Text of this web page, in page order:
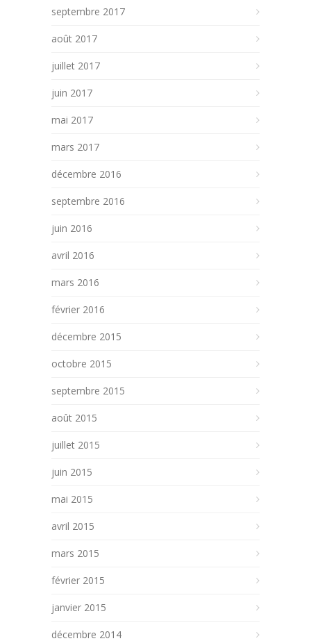
septembre 2017
août 2017
juillet 2017
juin 2017
mai 2017
mars 2017
décembre 2016
septembre 2016
juin 2016
avril 2016
mars 2016
février 2016
décembre 2015
octobre 2015
septembre 2015
août 2015
juillet 2015
juin 2015
mai 2015
avril 2015
mars 2015
février 2015
janvier 2015
décembre 2014